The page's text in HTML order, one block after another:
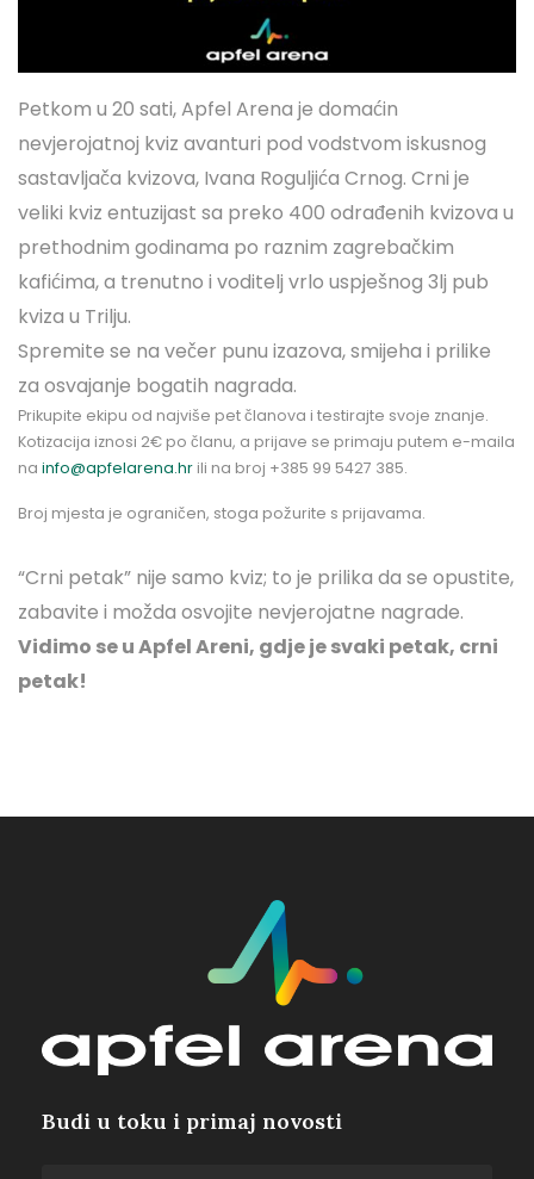
Petkom u 20 sati, Apfel Arena je domaćin
nevjerojatnoj kviz avanturi pod vodstvom iskusnog
sastavljača kvizova, Ivana Roguljića Crnog. Crni je
veliki kviz entuzijast sa preko 400 odrađenih kvizova u
prethodnim godinama po raznim zagrebačkim
kafićima, a trenutno i voditelj vrlo uspješnog 3lj pub
kviza u Trilju.
Spremite se na večer punu izazova, smijeha i prilike
za osvajanje bogatih nagrada.
Prikupite ekipu od najviše pet članova i testirajte svoje znanje.
Kotizacija iznosi 2€ po članu, a prijave se primaju putem e-maila
na info@apfelarena.hr ili na broj +385 99 5427 385.
Broj mjesta je ograničen, stoga požurite s prijavama.
“Crni petak” nije samo kviz; to je prilika da se opustite,
zabavite i možda osvojite nevjerojatne nagrade.
Vidimo se u Apfel Areni, gdje je svaki petak, crni
petak!
Budi u toku i primaj novosti